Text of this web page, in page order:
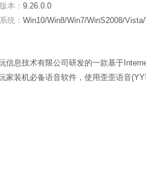
版本： 9.26.0.0
系统： Win10/Win8/Win7/WinS2008/
信息技术有限公司研发的一款基于
家装机必备语音软件，使用歪歪语音